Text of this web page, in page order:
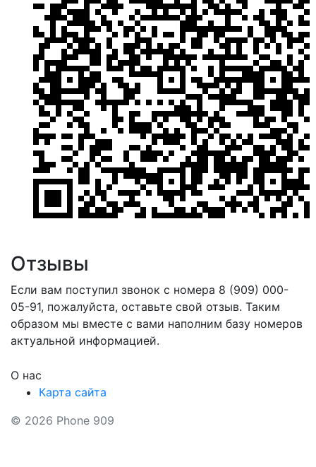
Отзывы
Если вам поступил звонок с номера 8 (909) 000-
05-91, пожалуйста, оставьте свой отзыв. Таким
образом мы вместе с вами наполним базу номеров
актуальной информацией.
О нас
Карта сайта
© 2026 Phone 909